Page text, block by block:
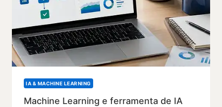
IA & MACHINE LEARNING
Machine Learning e ferramenta de IA